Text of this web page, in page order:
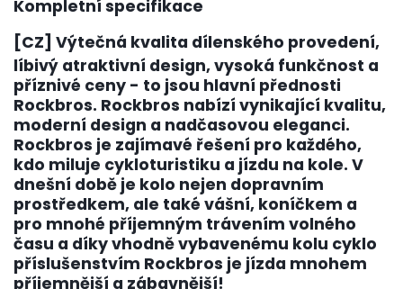
Kompletní specifikace
[CZ] Výtečná kvalita dílenského provedení,
líbivý atraktivní design, vysoká funkčnost a
příznivé ceny - to jsou hlavní přednosti
Rockbros. Rockbros nabízí vynikající kvalitu,
moderní design a nadčasovou eleganci.
Rockbros je zajímavé řešení pro každého,
kdo miluje cykloturistiku a jízdu na kole. V
dnešní době je kolo nejen dopravním
prostředkem, ale také vášní, koníčkem a
pro mnohé příjemným trávením volného
času a díky vhodně vybavenému kolu cyklo
příslušenstvím Rockbros je jízda mnohem
příjemnější a zábavnější!